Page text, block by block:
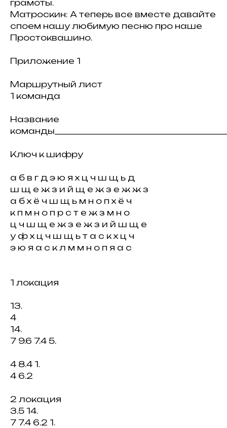
грамоты.
Матроскин: А теперь все вместе давайте
споем нашу любимую песню про наше
Простоквашино.
Приложение 1
Маршрутный лист
1 команда
Название
Ключ к шифру
а б в г д э ю я х ц ч ш щ ь д
ш щ е ж з и й щ е ж з е ж ж з
а б х ё ч ш щ ь м н о п х ё ч
к п м н о п р с т е ж з м н о
ц ч ш щ е ж з е ж з и й ш щ е
у ф х ц ч ш щ ь т а с к х ц ч
э ю я а с к л м м н о п я а с
1 локация
13.
4
14.
7 9.6 7.4 5.
4 8.4 1.
4 6.2
2 локация
3.5 14.
7 7.4 6.2 1.